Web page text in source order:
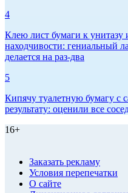
4
Клею лист бумаги к унитазу
находчивости: гениальный
делается на раз-два
5
Кипячу туалетную бумагу с
результату: оценили все
16+
Заказать рекламу
Условия перепечатки
О сайте